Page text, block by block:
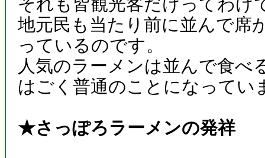
地元民も当たり前に並んで席
っているのです。
人気のラーメンは並んで食べ
はごく普通のことになってい
★さっぽろラーメンの発祥